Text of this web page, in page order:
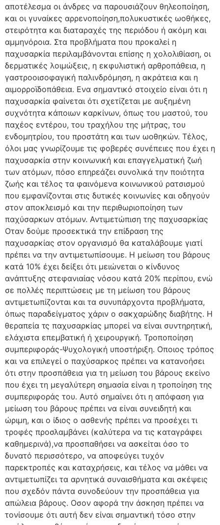
αποτέλεσμα οι άνδρες να παρουσιάζουν θηλεοποίηση,
και οι γυναίκες αρρενοποίηση,πολυκυστικές ωοθήκες,
στειρότητα και διαταραχές της περιόδου ή ακόμη και
αμμηνόροια. Στα προβλήματα που προκαλεί η
παχυσαρκία περιλαμβάνονται επίσης η χολολιθίαση, οι
δερματικές λοιμώξεις, η εκφυλιστική αρθροπάθεια, η
γαστροοισοφαγική παλινδρόμηση, η ακράτεια και η
αιμορροϊδοπάθεια. Ενα σημαντικό στοιχείο είναι ότι η
παχυσαρκία φαίνεται ότι σχετίζεται με αυξημένη
συχνότητα κάποιων καρκίνων, όπως του μαστού, του
παχέος εντέρου, του τραχήλου της μήτρας, του
ενδομητρίου, του προστάτη και των ωοθηκών. Τέλος,
όλοι μας γνωρίζουμε τις φοβερές συνέπειες που έχει η
παχυσαρκία στην κοινωνική και επαγγελματική ζωή
των ατόμων, πόσο επηρεάζει συνολικά την ποιότητα
ζωής και τέλος τα φαινόμενα κοινωνικού ρατσισμού
που εμφανίζονται στις δυτικές κοινωνίες και οδηγούν
στον αποκλεισμό και την περιθωριοποίηση των
παχύσαρκων ατόμων. Αντιμετώπιση της παχυσαρκίας
Οταν δούμε προσεκτικά την επίδραση της
παχυσαρκίας στον οργανισμό θα καταλάβουμε γιατί
πρέπει να την αντιμετωπίσουμε. Η μείωση του βάρους
κατά 10% έχει δείξει ότι μειώνεται ο κίνδυνος
ανάπτυξης στεφανιαίας νόσου κατά 20% περίπου, ενώ
σε πολλές περιπτώσεις με τη μείωση του βάρους
αντιμετωπίζονται και τα συνυπάρχοντα προβλήματα,
όπως παραδείγματος χάριν ο σακχαρώδης διαβήτης. Η
θεραπεία τς παχυσαρκίας μπορεί να είναι συντηρητική,
ελάχιστα επεμβατική ή χειρουργική. Τροποποίηση
συμπεριφοράς-Ψυχολογική υποστήριξη. Οποιος τρόπος
και να επιλεγεί ο παχύσαρκος πρέπει να κατανοήσει
ότι στην προσπάθεια για τη μείωση του βάρους εκείνο
που έχει τη μεγαλύτερη σημασία είναι η τροποίηση της
συμπεριφοράς του. Αυτό σημαίνει ότι η απόφαση για
μείωση του βάρους πρέπει να είναι συνειδητή και
ώριμη, και ο ίδιος ο ασθενής πρέπει να προσέχει τι
τροφές προσλαμβάνει (καλύτερα να τις καταγράφει
καθημερινά),να προσπαθήσει να ασκείται όσο το
δυνατό περισσότερο, να αποφεύγει τυχόν
παρεκτροπές και καταχρήσεις, και τέλος να μάθει να
αντιμετωπίζει τα αρνητικά συναισθήματα και σκέψεις
που σχεδόν πάντα συνοδεύουν την προσπάθεια για
απώλεια βάρους. Οσον αφορά την άσκηση πρέπει να
τονίσουμε ότι αυτή δεν είναι σημαντική τόσο στην